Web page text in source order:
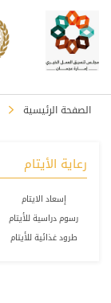
الصفحة الرئيسية
رعاية الأيتام
إسعاد الايتام
رسوم دراسية للأيتام
طرود غذائية للأيتام